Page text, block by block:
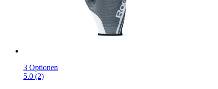
3 Optionen
5.0 (2)